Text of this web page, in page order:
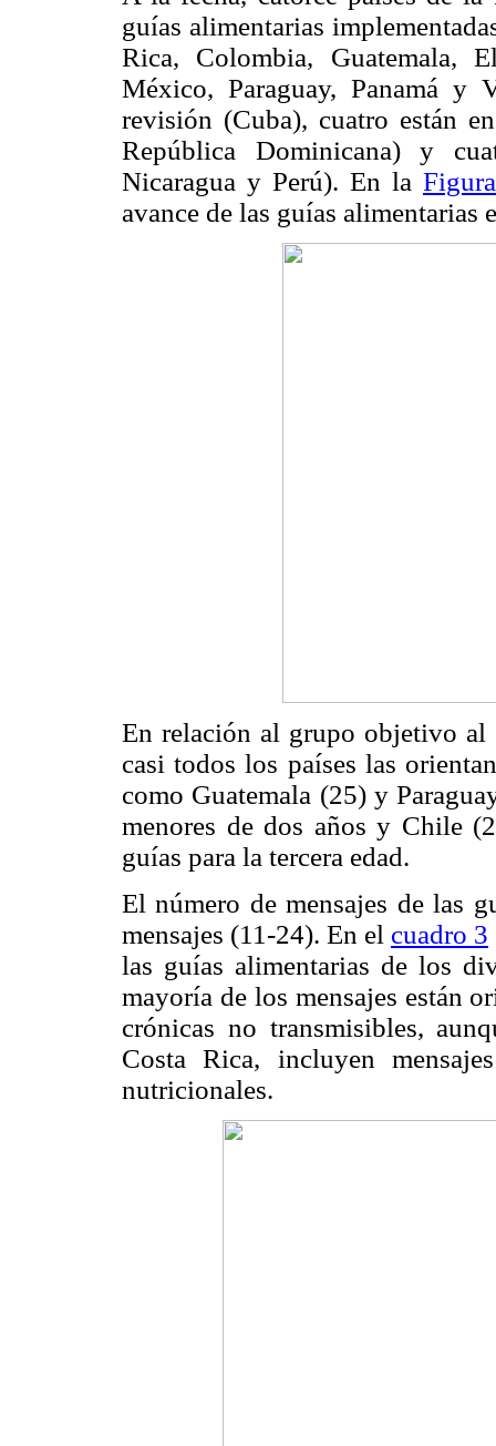
guías alimentarias
Rica, Colombia, Guatemala,
México, Paraguay, Panamá y
revisión (Cuba), cuatro están
República Dominicana) y
Nicaragua y Perú). En la
avance de las guías alimentarias
En relación al grupo objetivo al
casi todos los países las
como Guatemala (25) y
menores de dos años y Chile
guías para la tercera edad.
El número de mensajes de las
mensajes (11-24). En el cuadro 3
las guías alimentarias de los
mayoría de los mensajes están
crónicas no transmisibles,
Costa Rica, incluyen
nutricionales.